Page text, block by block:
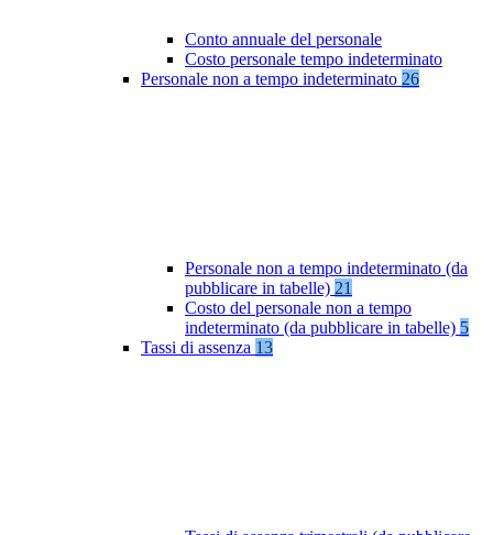
Conto annuale del personale
Costo personale tempo indeterminato
Personale non a tempo indeterminato 26
Personale non a tempo indeterminato (da
pubblicare in tabelle) 21
Costo del personale non a tempo
indeterminato (da pubblicare in tabelle) 5
Tassi di assenza 13